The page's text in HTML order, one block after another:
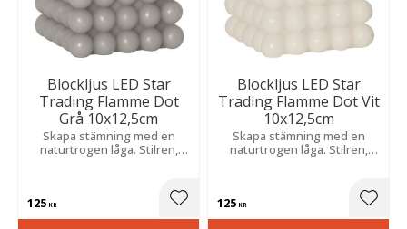
Blockljus LED Star
Trading Flamme Dot
Grå 10x12,5cm
Skapa stämning med en
naturtrogen låga. Stilren,
125 KR Lägg till i favoriter
Blockljus LED Star
Trading Flamme Dot Vit
10x12,5cm
Skapa stämning med en
naturtrogen låga. Stilren,
125 KR